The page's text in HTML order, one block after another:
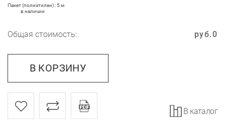
Пакет (полиэтилен) : 5 м
в наличии
Общая стоимость: 0
руб.
В КОРЗИНУ
В каталог